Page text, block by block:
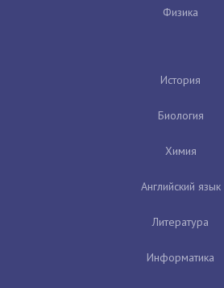
Физика
История
Биология
Химия
Английский язык
Литература
Информатика